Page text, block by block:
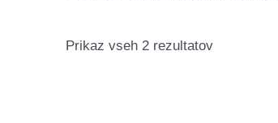
Prikaz vseh 2 rezultatovRazvrščeno